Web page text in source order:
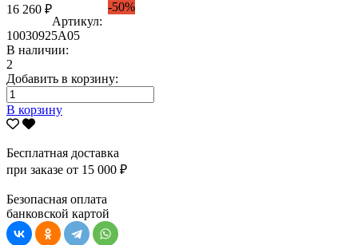
16 260 ₽
-50%
Артикул:
10030925А05
В наличии:
2
Добавить в корзину:
В корзину
Бесплатная доставка
при заказе от 15 000 ₽
Безопасная оплата
банковской картой